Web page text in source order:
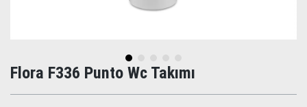
Flora F336 Punto Wc Takımı